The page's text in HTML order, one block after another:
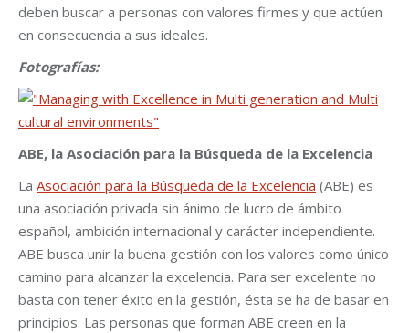
deben buscar a personas con valores firmes y que actúen
en consecuencia a sus ideales.
Fotografías:
ABE, la Asociación para la Búsqueda de la Excelencia
La Asociación para la Búsqueda de la Excelencia (ABE) es
una asociación privada sin ánimo de lucro de ámbito
español, ambición internacional y carácter independiente.
ABE busca unir la buena gestión con los valores como único
camino para alcanzar la excelencia. Para ser excelente no
basta con tener éxito en la gestión, ésta se ha de basar en
principios. Las personas que forman ABE creen en la